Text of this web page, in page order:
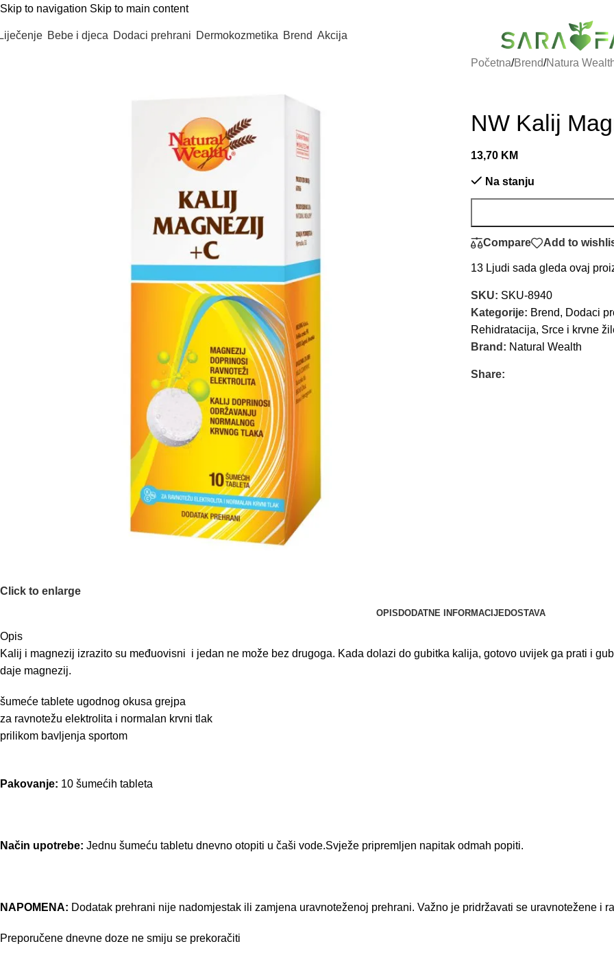
Skip to navigation Skip to main content
Bebe i djeca Dodaci prehrani Dermokozmetika Brend Akcija
Click to enlarge
Početna/Brend/Natura
NW Kalij
13,70 KM
Na stanju
Compare Add to
13 Ljudi sada gleda ovaj
SKU: SKU-8940
Kategorije: Brend, Dodaci
Rehidratacija, Srce i krvne
Brand: Natural Wealth
Share:
OPIS DODATNE INFORMACIJEDOSTAVA
Opis
Kalij i magnezij izrazito su međuovisni i jedan ne može bez drugoga. Kada dolazi do gubitka kalija, gotovo uvijek ga prati i
daje magnezij.
šumeće tablete ugodnog okusa grejpa
za ravnotežu elektrolita i normalan krvni tlak
prilikom bavljenja sportom
Pakovanje: 10 šumećih tableta
Način upotrebe: Jednu šumeću tabletu dnevno otopiti u čaši vode.Svježe pripremljen napitak odmah popiti.
NAPOMENA: Dodatak prehrani nije nadomjestak ili zamjena uravnoteženoj prehrani. Važno je pridržavati se uravnotežene i
Preporučene dnevne doze ne smiju se prekoračiti